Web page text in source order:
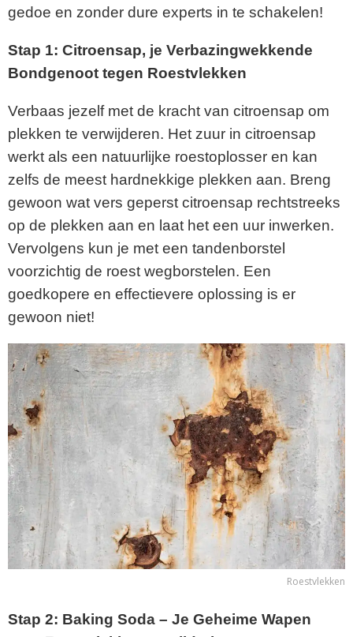
gedoe en zonder dure experts in te schakelen!
Stap 1: Citroensap, je Verbazingwekkende
Bondgenoot tegen Roestvlekken
Verbaas jezelf met de kracht van citroensap om
plekken te verwijderen. Het zuur in citroensap
werkt als een natuurlijke roestoplosser en kan
zelfs de meest hardnekkige plekken aan. Breng
gewoon wat vers geperst citroensap rechtstreeks
op de plekken aan en laat het een uur inwerken.
Vervolgens kun je met een tandenborstel
voorzichtig de roest wegborstelen. Een
goedkopere en effectievere oplossing is er
gewoon niet!
Roestvlekken
Stap 2: Baking Soda – Je Geheime Wapen